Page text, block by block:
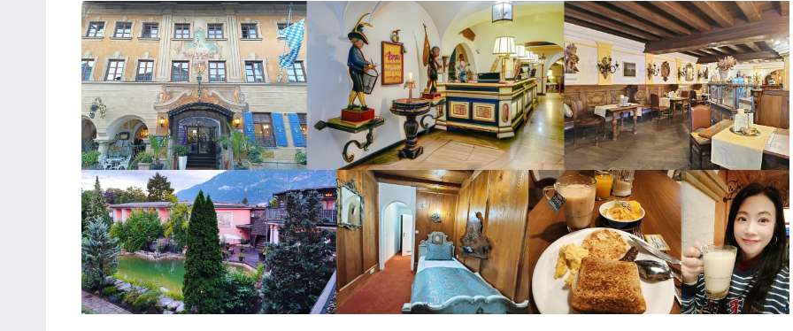
JEFFIA
FANG
團、
主
題
旅
遊、
達
人
帶
路、
旅
遊
節
目